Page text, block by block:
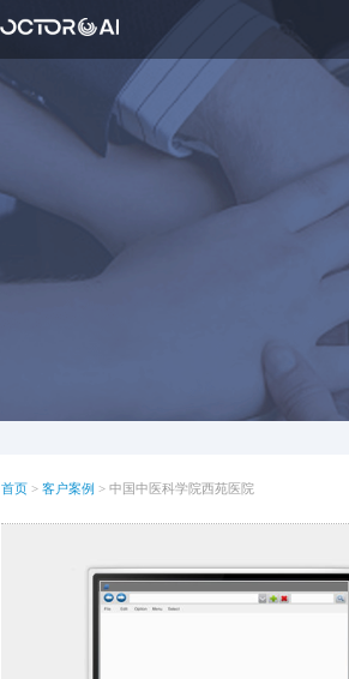
首页 > 客户案例 > 中国中医科学院西苑医院